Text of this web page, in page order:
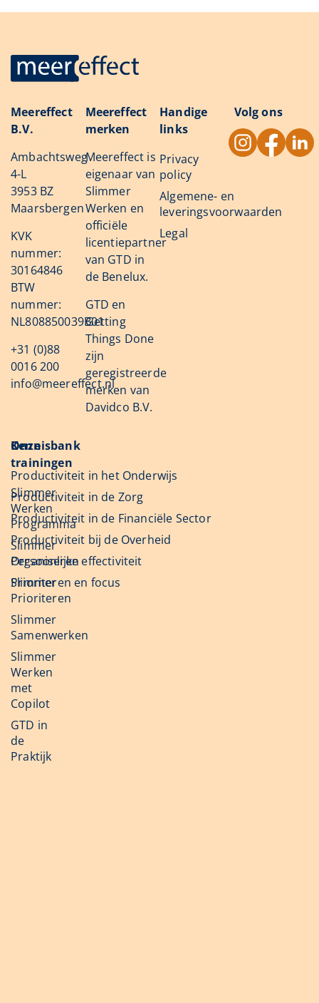
Meereffect
B.V.
Ambachtsweg
4-L
3953 BZ
Maarsbergen
KVK
nummer:
30164846
BTW
nummer:
NL808850039B01
+31 (0)88
0016 200
info@meereffect.nl
Meereffect
merken
Meereffect is
eigenaar van
Slimmer
Werken en
officiële
licentiepartner
van GTD in
de Benelux.
GTD en
Getting
Things Done
zijn
geregistreerde
merken van
Davidco B.V.
Handige
links
Privacy
policy
Algemene- en
leveringsvoorwaarden
Legal
Volg ons
Onze
trainingen
Slimmer
Werken
Programma
Slimmer
Organiseren
Slimmer
Prioriteren
Slimmer
Samenwerken
Slimmer
Werken
met
Copilot
GTD in
de
Praktijk
Kennisbank
Productiviteit in het Onderwijs
Productiviteit in de Zorg
Productiviteit in de Financiële Sector
Productiviteit bij de Overheid
Persoonlijke effectiviteit
Prioriteren en focus